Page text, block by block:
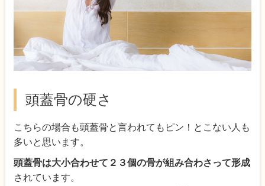
頭蓋骨の硬さ
こちらの場合も頭蓋骨と言われてもピン！とこない人も
多いと思います。
頭蓋骨は大小合わせて２３個の骨が組み合わさって形成
されています。